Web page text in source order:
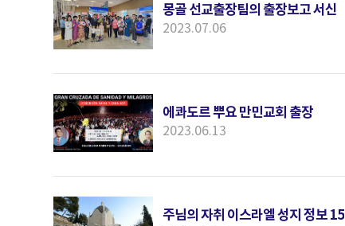
몽골 선교출장팀의 출장보고 서신
2023.07.06
에콰도르 뿌요 만민교회 출장
2023.06.13
주님의 자취 이스라엘 성지 정보 15